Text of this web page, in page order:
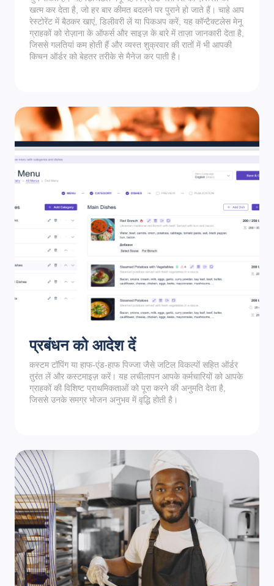
खत्म कर देता है, जो हर बार कीमत बदलने पर पुराने हो जाते हैं। चाहे आप
रेस्टोरेंट में बैठकर खाएं, डिलीवरी लें या पिकअप करें, यह कॉन्टैक्टलेस मेनू
ग्राहकों को रोज़ाना के ऑफर्स और साइज़ के बारे में ताज़ा जानकारी देता है,
जिससे गलतियां कम होती हैं और व्यस्त शुक्रवार की रातों में भी आपकी
किचन ऑर्डर को बेहतर तरीके से मैनेज कर पाती है।
प्रबंधन को आदेश दें
कस्टम टॉपिंग या हाफ-एंड-हाफ पिज्जा जैसे जटिल विकल्पों सहित ऑर्डर
तुरंत लें और कस्टमाइज़ करें। यह लचीलापन आपके कर्मचारियों को आपके
ग्राहकों की विशिष्ट प्राथमिकताओं को पूरा करने की अनुमति देता है,
जिससे उनके समग्र भोजन अनुभव में वृद्धि होती है।